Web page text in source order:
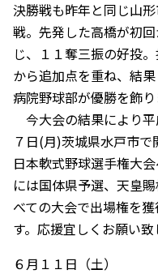
決勝戦も昨年と同じ山
戦。先発した高橋が初
じ、１１奪三振の好投
から追加点を重ね、結
病院野球部が優勝を飾り
今大会の結果により
７日(月)茨城県水戸市
日本軟式野球選手権大
には国体県予選、天皇
べての大会で出場権を
す。応援宜しくお願い致
６月１１日（土）